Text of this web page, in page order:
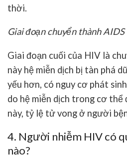
thời.
Giai đoạn chuyển thành AIDS
Giai đoạn cuối của HIV là
này hệ miễn dịch bị tàn phá
yếu hơn, có nguy cơ phát
do hệ miễn dịch trong cơ thể
này, tỷ lệ tử vong ở người
4. Người nhiễm HIV có
nào?